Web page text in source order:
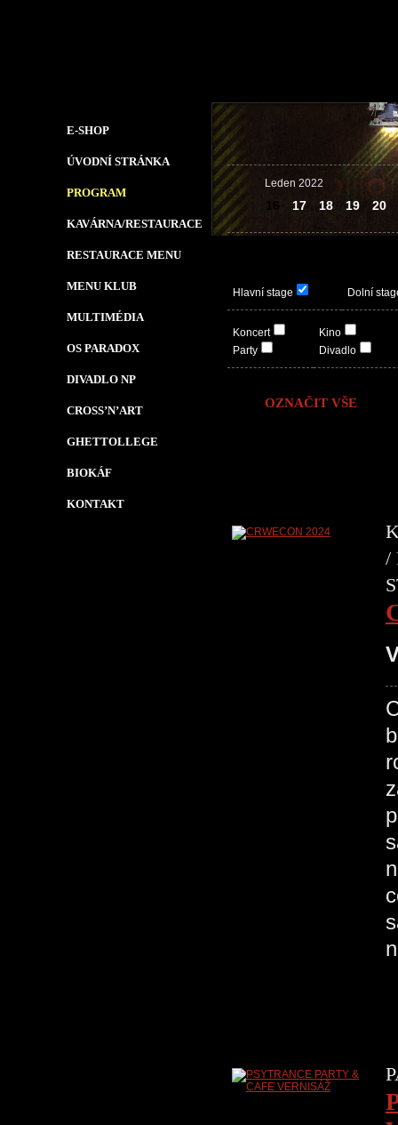
E-SHOP
ÚVODNÍ STRÁNKA
PROGRAM
KAVÁRNA/RESTAURACE
RESTAURACE MENU
MENU KLUB
MULTIMÉDIA
OS PARADOX
DIVADLO NP
CROSS’N’ART
GHETTOLLEGE
BIOKÁF
KONTAKT
Leden 2022
16 17 18 19 20
Hlavní stage Dolní
Koncert
Party
Kino
Divadlo
OZNAČIT VŠE
/